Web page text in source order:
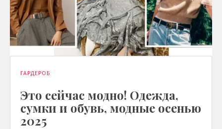
ГАРДЕРОБ
Это сейчас модно! Одежда,
сумки и обувь, модные осенью
2025